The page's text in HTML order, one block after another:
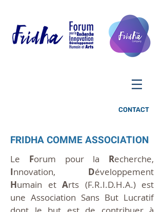
CONTACT
FRIDHA COMME ASSOCIATION
Le Forum pour la Recherche,
Innovation, Développement
Humain et Arts (F.R.I.D.H.A.) est
une Association Sans But Lucratif